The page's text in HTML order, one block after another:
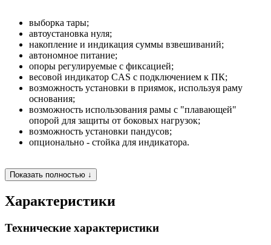
выборка тары;
автоустановка нуля;
накопление и индикация суммы взвешиваний;
автономное питание;
опоры регулируемые с фиксацией;
весовой индикатор CAS с подключением к ПК;
возможность установки в приямок, используя раму
основания;
возможность использования рамы с "плавающей"
опорой для защиты от боковых нагрузок;
возможность установки пандусов;
опционально - стойка для индикатора.
Показать полностью ↓
Характеристики
Технические характеристики